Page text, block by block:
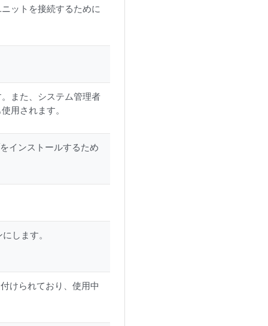
ットを接続するために
また、システム管理者
用されます。
インストールするため
します。
けられており、使用中